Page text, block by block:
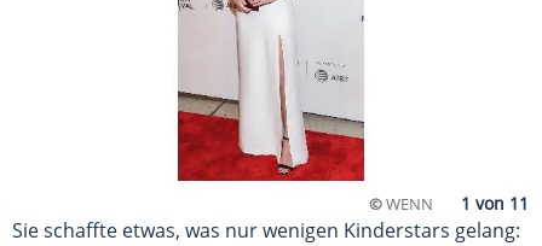
©WENN
Sie schaffte etwas, was nur wenigen Kinderstars gelang: